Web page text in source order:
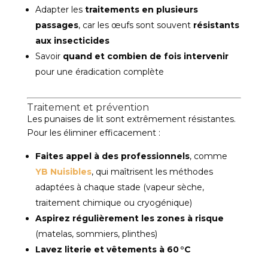
Adapter les traitements en plusieurs
passages, car les œufs sont souvent résistants
aux insecticides
Savoir quand et combien de fois intervenir
pour une éradication complète
Traitement et prévention
Les punaises de lit sont extrêmement résistantes.
Pour les éliminer efficacement :
Faites appel à des professionnels, comme
YB Nuisibles, qui maîtrisent les méthodes
adaptées à chaque stade (vapeur sèche,
traitement chimique ou cryogénique)
Aspirez régulièrement les zones à risque
(matelas, sommiers, plinthes)
Lavez literie et vêtements à 60 °C